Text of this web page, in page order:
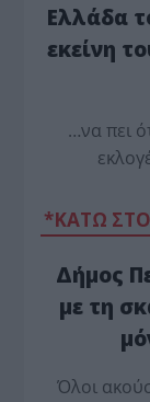
Ελλάδα
εκείνη
…να πει
*ΚΑΤΩ
Δήμος
με τη
Όλοι